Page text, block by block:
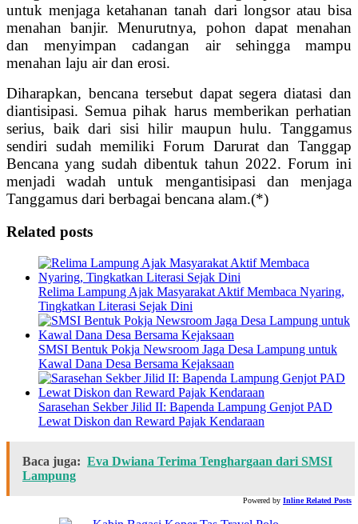
untuk menjaga ketahanan tanah dari longsor atau bisa
menahan banjir. Menurutnya, pohon dapat menahan
dan menyimpan cadangan air sehingga mampu
menahan laju air dan erosi.
Diharapkan, bencana tersebut dapat segera diatasi dan
diantisipasi. Semua pihak harus memberikan perhatian
serius, baik dari sisi hilir maupun hulu. Tanggamus
sendiri sudah memiliki Forum Darurat dan Tanggap
Bencana yang sudah dibentuk tahun 2022. Forum ini
menjadi wadah untuk mengantisipasi dan menjaga
Tanggamus dari berbagai bencana alam.(*)
Related posts
Relima Lampung Ajak Masyarakat Aktif Membaca Nyaring,
Tingkatkan Literasi Sejak Dini
SMSI Bentuk Pokja Newsroom Jaga Desa Lampung untuk
Kawal Dana Desa Bersama Kejaksaan
Sarasehan Sekber Jilid II: Bapenda Lampung Genjot PAD
Lewat Diskon dan Reward Pajak Kendaraan
Baca juga: Eva Dwiana Terima Tenghargaan dari SMSI
Lampung
Powered by Inline Related Posts